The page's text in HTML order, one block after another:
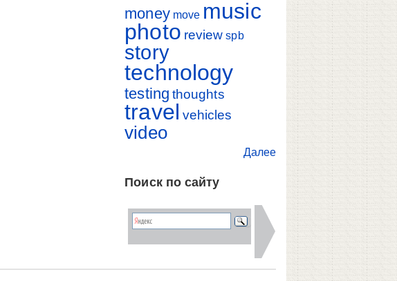
money move music
photo review spb
story
technology
testing thoughts
travel vehicles
video
Далее
Поиск по сайту